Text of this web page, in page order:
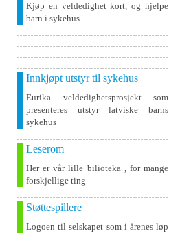
Kjøp en veldedighet kort, og hjelpe
barn i sykehus
Innkjøpt utstyr til sykehus
Eurika veldedighetsprosjekt som
presenteres utstyr latviske barns
sykehus
Leserom
Her er vår lille bilioteka , for mange
forskjellige ting
Støttespillere
Logoen til selskapet som i årenes løp